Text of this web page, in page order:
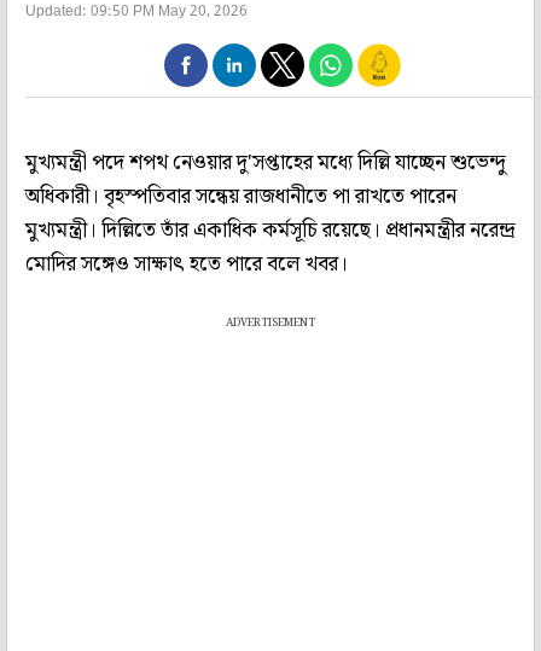
Updated: 09:50 PM May 20, 2026
মুখ্যমন্ত্রী পদে শপথ নেওয়ার দু'সপ্তাহের মধ্যে দিল্লি যাচ্ছেন শুভেন্দু
অধিকারী। বৃহস্পতিবার সন্ধেয় রাজধানীতে পা রাখতে পারেন
মুখ্যমন্ত্রী। দিল্লিতে তাঁর একাধিক কর্মসূচি রয়েছে। প্রধানমন্ত্রীর নরেন্দ্র
মোদির সঙ্গেও সাক্ষাৎ হতে পারে বলে খবর।
ADVERTISEMENT